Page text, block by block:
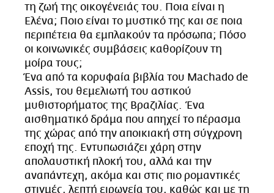
ΜΙΚΡΟΠΡΑΓΜΑΤΑ
THE GOOD LIFO
LIFOLAND
CITY GUIDE
ΑΜΠΑ
PRINT
τη ζωή της οικογένειάς του. Ποια είναι η
Ελένα; Ποιο είναι το μυστικό της και σε ποια
περιπέτεια θα εμπλακούν τα πρόσωπα; Πόσο
οι κοινωνικές συμβάσεις καθορίζουν τη
μοίρα τους;
Ένα από τα κορυφαία βιβλία του Machado de
Assis, του θεμελιωτή του αστικού
μυθιστορήματος της Βραζιλίας. Ένα
αισθηματικό δράμα που απηχεί το πέρασμα
της χώρας από την αποικιακή στη σύγχρονη
εποχή της. Εντυπωσιάζει χάρη στην
απολαυστική πλοκή του, αλλά και την
αναπάντεχη, ακόμα και στις πιο ρομαντικές
στιγμές, λεπτή ειρωνεία του, καθώς και με τη